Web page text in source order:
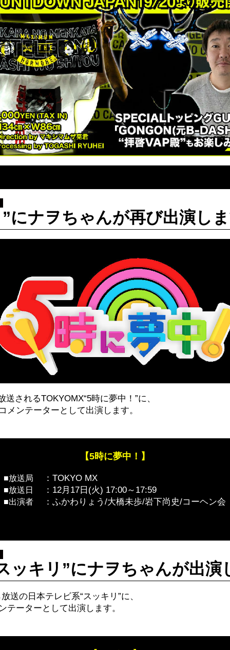
にナヲちゃんが再び出演し
されるTOKYOMX“5時に夢中！”に、
メンテーターとして出演します。
【5時に夢中！】
送局
送日
演者
：TOKYO MX
：12月17日(火) 17:00～17:59
：ふかわりょう/大橋未歩/岩下尚史/コーヘン会
ッキリ”にナヲちゃんが出演
送の日本テレビ系“スッキリ”に、
テーターとして出演します。